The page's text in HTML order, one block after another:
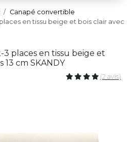
Canapé convertible
en tissu beige et bois clair avec
places en tissu beige et
13 cm SKANDY
(2 avis)